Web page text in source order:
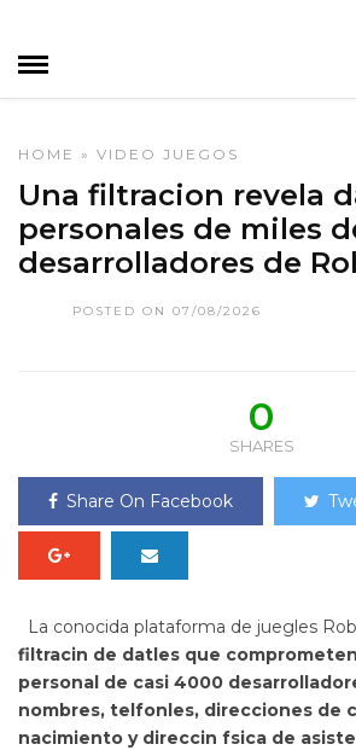
HOME » VIDEO JUEGOS
Una filtracion revela
personales de miles
desarrolladores de
POSTED ON 07/08/2026
0
SHARES
Share On Facebook
La conocida plataforma de juegles
filtracin de datles que
personal de casi 4000
nombres, telfonles, direcciones de
nacimiento y direccin fsica de